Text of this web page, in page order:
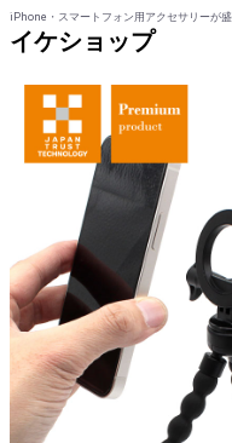
iPhone・スマートフォン用アクセサリーが盛
イケショップ